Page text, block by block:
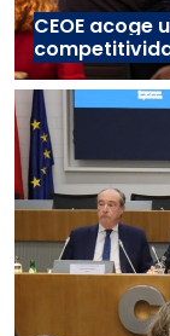
CEOE acoge